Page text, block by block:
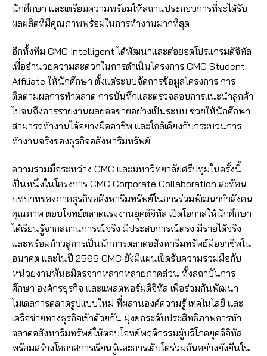
นักศึกษา และเตรียมความพร้อมให้สถานประกอบการที่จะได้รับ
ผลผลิตที่มีคุณภาพพร้อมในการทำงานมากที่สุด​
​​อีกทั้งทีม CMC Intelligent ได้พัฒนาและต่อยอดโปรแกรมดิจิทัล
เพื่ออำนวยความสะดวกในการดำเนินโครงการ CMC Student
Affiliate ให้นักศึกษา ตั้งแต่ระบบจัดการข้อมูลโครงการ การ
ติดตามผลการทำตลาด การบันทึกและตรวจสอบการแนะนำลูกค้า
ไปจนถึงการรายงานผลยอดขายอย่างเป็นระบบ ช่วยให้นักศึกษา
สามารถทำงานได้อย่างมืออาชีพ และใกล้เคียงกับกระบวนการ
ทำงานจริงของธุรกิจอสังหาริมทรัพย์
​​ความร่วมมือระหว่าง CMC และมหาวิทยาลัยศรีปทุมในครั้งนี้
เป็นหนึ่งในโครงการ CMC Corporate Collaboration สะท้อน
บทบาทของภาคธุรกิจอสังหาริมทรัพย์ในการร่วมพัฒนากำลังคน
คุณภาพ ตอบโจทย์ตลาดแรงงานยุคดิจิทัล เปิดโอกาสให้นักศึกษา
ได้เรียนรู้จากสถานการณ์จริง มีประสบการณ์ตรง มีรายได้จริง
และพร้อมก้าวสู่การเป็นนักการตลาดอสังหาริมทรัพย์มืออาชีพใน
อนาคต และในปี 2569 CMC ยังมีแผนเปิดรับความร่วมมือกับ
หน่วยงานพันธมิตรจากหลากหลายภาคส่วน ทั้งสถาบันการ
ศึกษา องค์กรธุรกิจ และแพลตฟอร์มดิจิทัล เพื่อร่วมกันพัฒนา ​​
โมเดลการตลาดรูปแบบใหม่​​ ที่ผสานองค์ความรู้ เทคโนโลยี และ
เครือข่ายทางธุรกิจเข้าด้วยกัน มุ่งยกระดับประสิทธิภาพการทำ
ตลาดอสังหาริมทรัพย์ให้ตอบโจทย์พฤติกรรมผู้บริโภคยุคดิจิทัล
พร้อมสร้างโอกาสการเรียนรู้และการเติบโตร่วมกันอย่างยั่งยืนใน